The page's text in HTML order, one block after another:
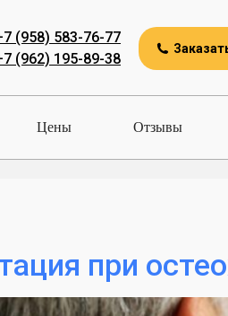
(958) 583-76-77
(962) 195-89-38
Цены Отзывы
при